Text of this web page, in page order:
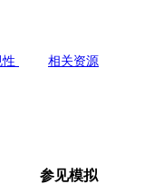
性
相关资源
参见模拟